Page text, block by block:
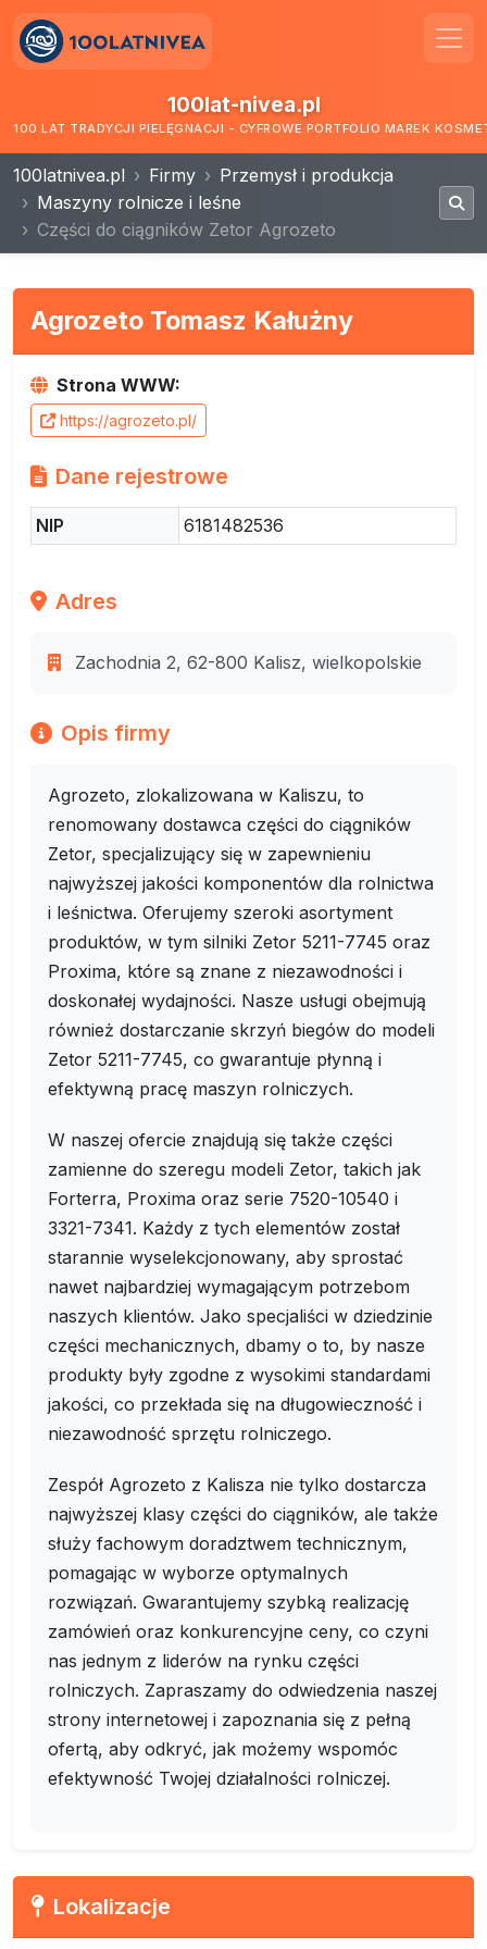
100lat-nivea.pl
100 LAT TRADYCJI PIELĘGNACJI - CYFROWE PORTFOLIO MAREK
100latnivea.pl Firmy
Przemysł i produkcja
Maszyny rolnicze i leśne
Części do ciągników Zetor Agrozeto
Agrozeto Tomasz Kałużny
Strona WWW:
https://agrozeto.pl/
Dane rejestrowe
NIP 6181482536
Adres
Zachodnia 2, 62-800 Kalisz, wielkopolskie
Opis firmy
Agrozeto, zlokalizowana w Kaliszu, to
renomowany dostawca części do ciągników
Zetor, specjalizujący się w zapewnieniu
najwyższej jakości komponentów dla rolnictwa
i leśnictwa. Oferujemy szeroki asortyment
produktów, w tym silniki Zetor 5211-7745 oraz
Proxima, które są znane z niezawodności i
doskonałej wydajności. Nasze usługi obejmują
również dostarczanie skrzyń biegów do modeli
Zetor 5211-7745, co gwarantuje płynną i
efektywną pracę maszyn rolniczych.
W naszej ofercie znajdują się także części
zamienne do szeregu modeli Zetor, takich jak
Forterra, Proxima oraz serie 7520-10540 i
3321-7341. Każdy z tych elementów został
starannie wyselekcjonowany, aby sprostać
nawet najbardziej wymagającym potrzebom
naszych klientów. Jako specjaliści w dziedzinie
części mechanicznych, dbamy o to, by nasze
produkty były zgodne z wysokimi standardami
jakości, co przekłada się na długowieczność i
niezawodność sprzętu rolniczego.
Zespół Agrozeto z Kalisza nie tylko dostarcza
najwyższej klasy części do ciągników, ale także
służy fachowym doradztwem technicznym,
pomagając w wyborze optymalnych
rozwiązań. Gwarantujemy szybką realizację
zamówień oraz konkurencyjne ceny, co czyni
nas jednym z liderów na rynku części
rolniczych. Zapraszamy do odwiedzenia naszej
strony internetowej i zapoznania się z pełną
ofertą, aby odkryć, jak możemy wspomóc
efektywność Twojej działalności rolniczej.
Lokalizacje